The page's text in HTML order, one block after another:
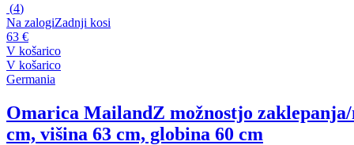
(4)
Na zalogiZadnji kosi
63 €
V košarico
V košarico
Germania
Omarica MailandZ možnostjo
cm, višina 63 cm, globina 60 cm